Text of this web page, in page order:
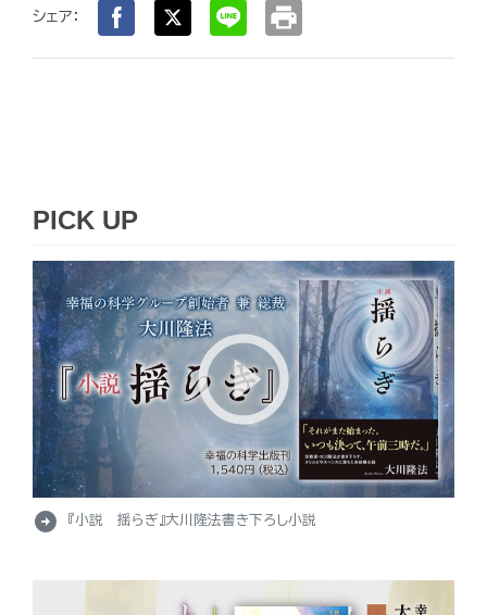
シェア： print
PICK UP
arrow_circle_right 『小説 揺らぎ』大川隆法書き下ろし小説